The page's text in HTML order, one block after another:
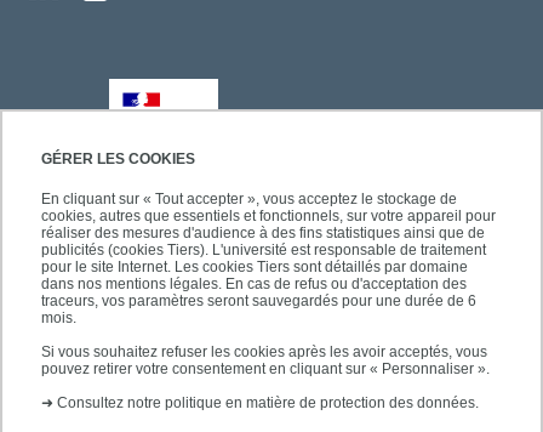
GÉRER LES COOKIES
En cliquant sur « Tout accepter », vous acceptez le stockage de
cookies, autres que essentiels et fonctionnels, sur votre appareil pour
réaliser des mesures d'audience à des fins statistiques ainsi que de
publicités (cookies Tiers). L'université est responsable de traitement
pour le site Internet. Les cookies Tiers sont détaillés par domaine
dans nos mentions légales. En cas de refus ou d'acceptation des
traceurs, vos paramètres seront sauvegardés pour une durée de 6
mois.
Si vous souhaitez refuser les cookies après les avoir acceptés, vous
pouvez retirer votre consentement en cliquant sur « Personnaliser ».
➜ Consultez notre politique en matière de protection des données.